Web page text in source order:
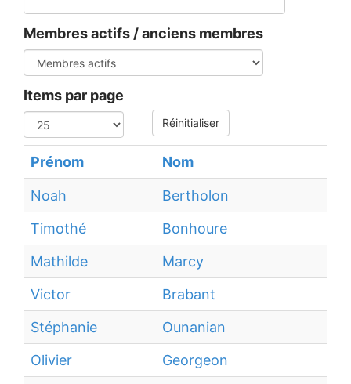
Membres actifs / anciens membres
Items par page
Réinitialiser
Prénom Nom
Noah
Bertholon
Timothé
Bonhoure
Mathilde
Marcy
Victor
Brabant
Stéphanie
Ounanian
Olivier
Georgeon